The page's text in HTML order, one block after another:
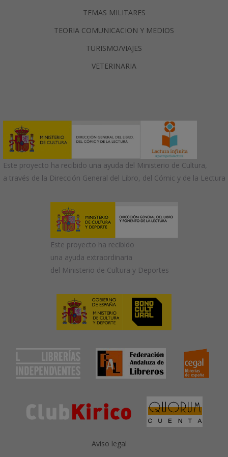
TEMAS MILITARES
TEORIA COMUNICACION Y MEDIOS
TURISMO/VIAJES
VETERINARIA
Este proyecto ha recibido una ayuda del Ministerio de Cultura,
a través de la Dirección General del Libro, del Cómic y de la Lectura
Este proyecto ha recibido
una ayuda extraordinaria
del Ministerio de Cultura y Deportes
Aviso legal